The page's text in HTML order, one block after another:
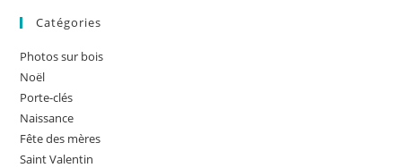
Catégories
Photos sur bois
Noël
Porte-clés
Naissance
Fête des mères
Saint Valentin